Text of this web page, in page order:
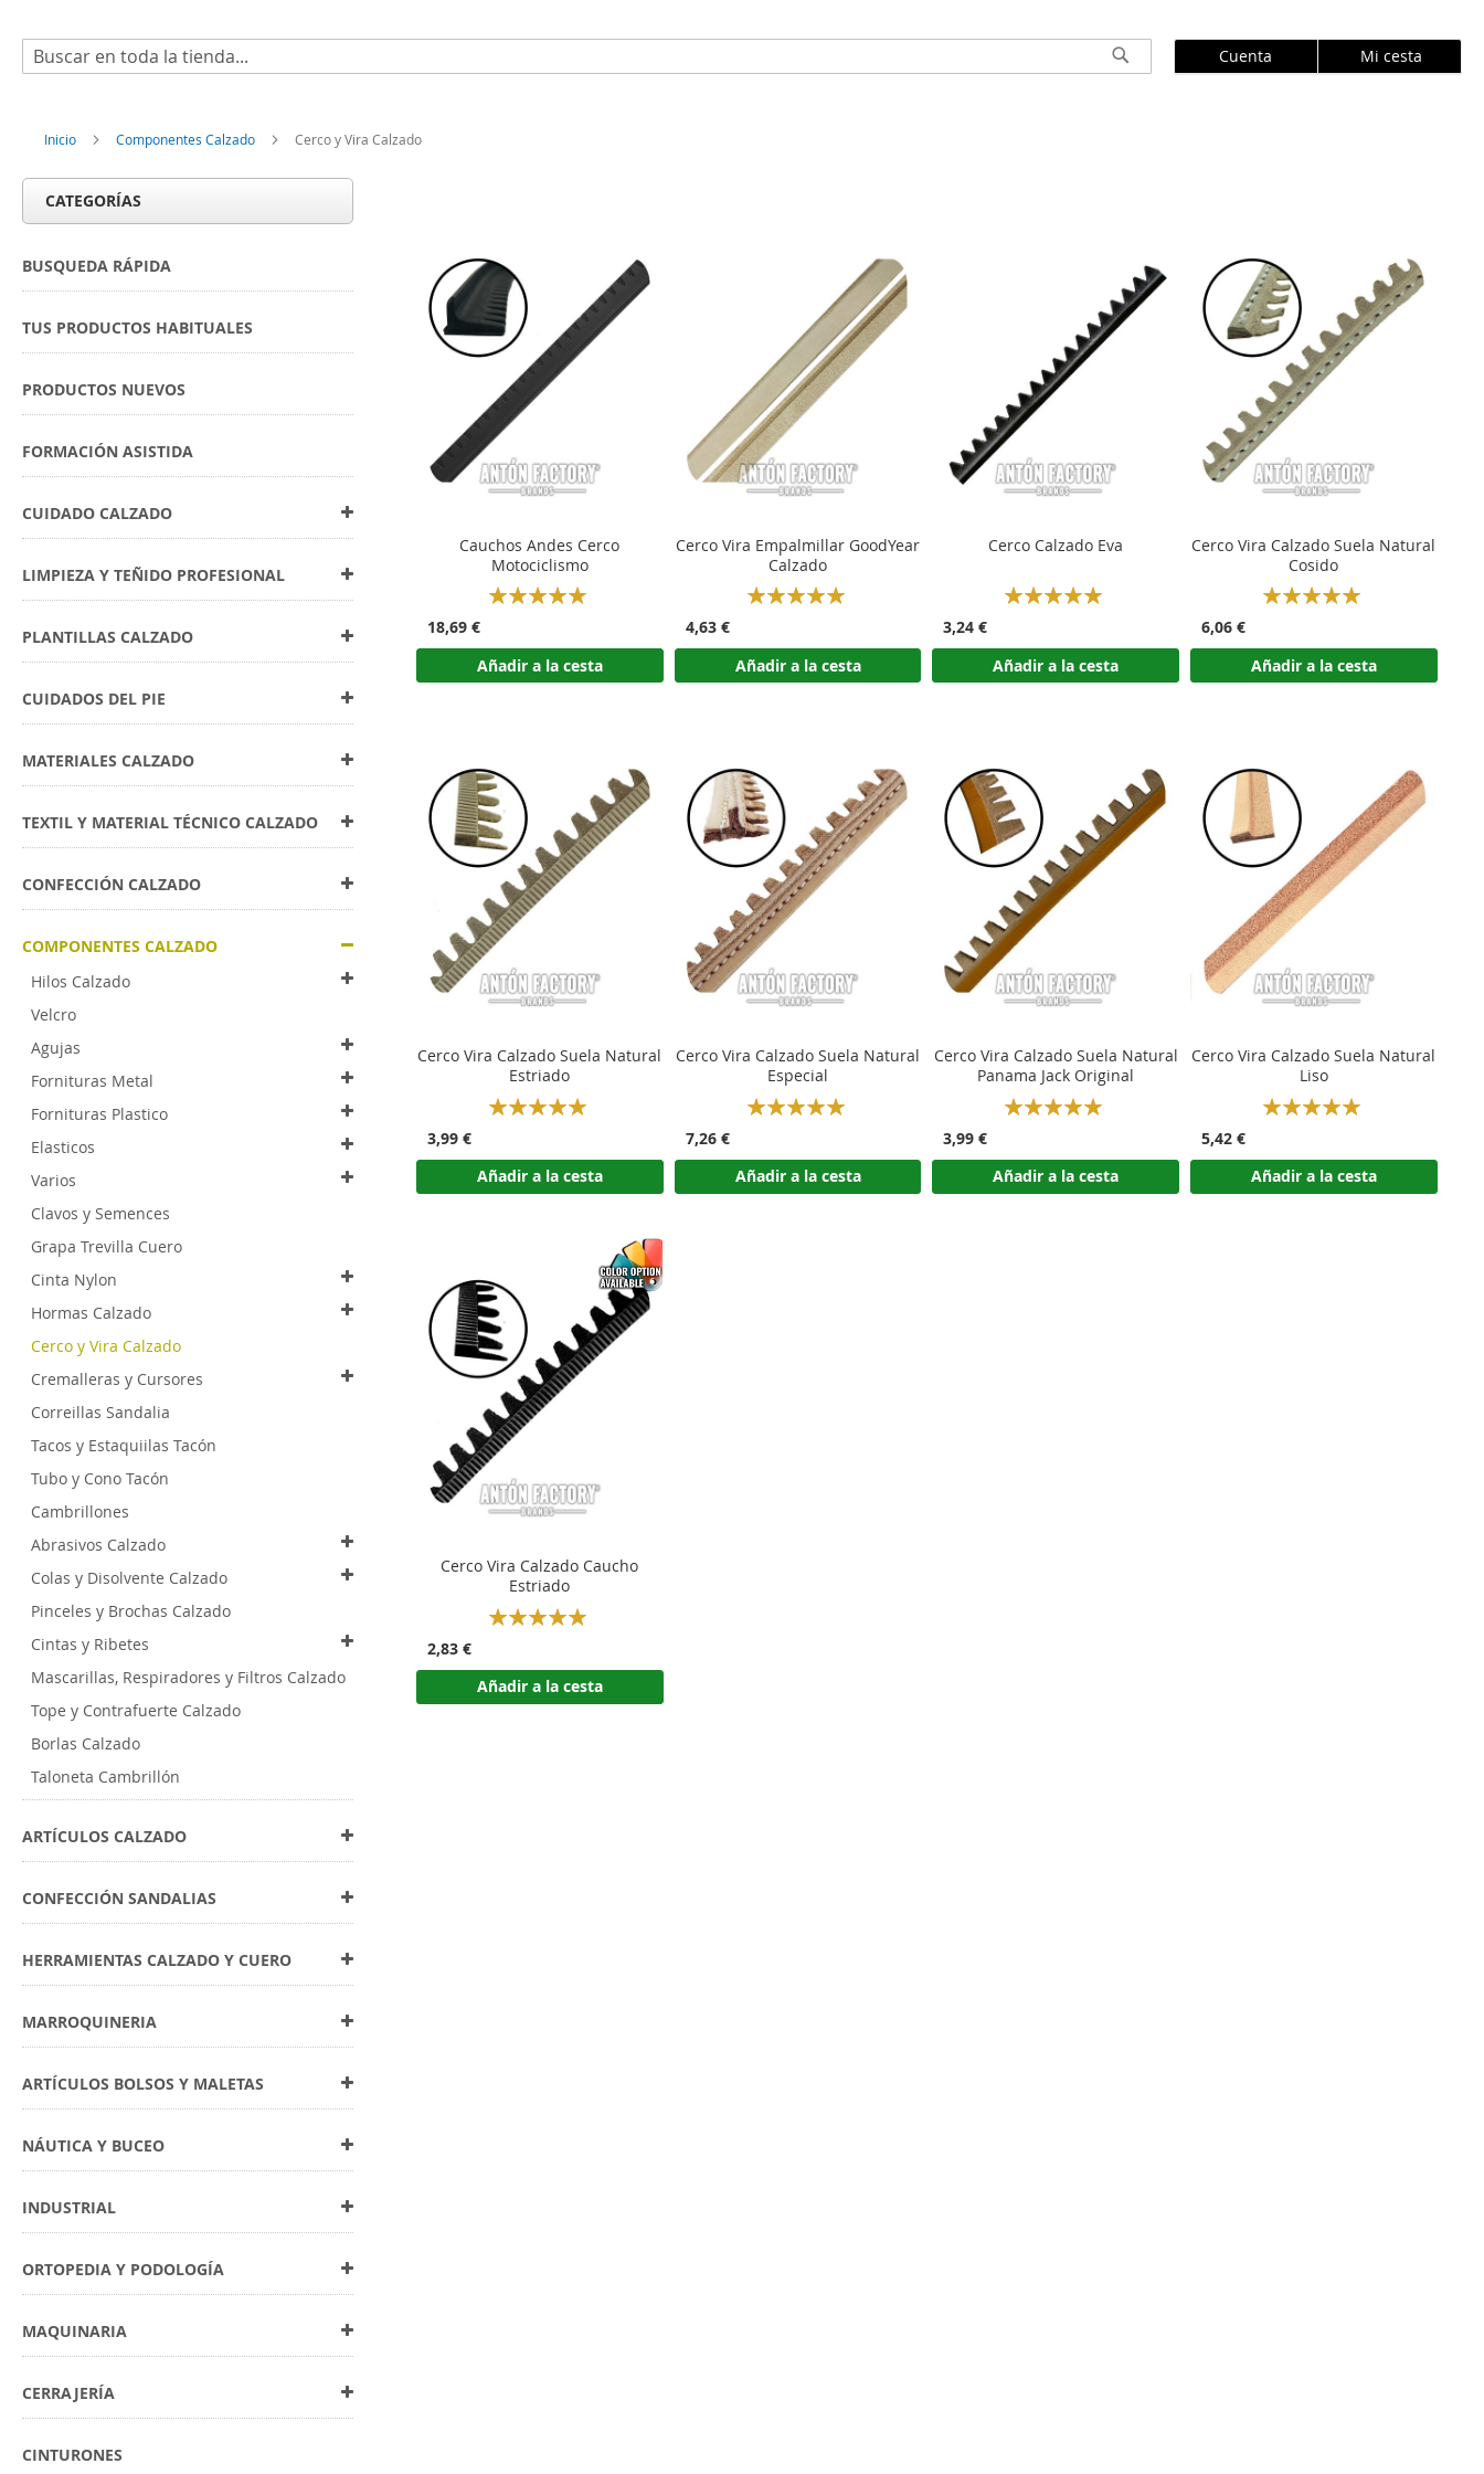
Buscar Buscar
Cuenta Mi cesta
Inicio Componentes Calzado Cerco y Vira Calzado
Cauchos Andes Cerco
Motociclismo
Rating:
18,69 €
Añadir a la cesta
Cerco Vira Empalmillar GoodYear
Calzado
Rating:
4,63 €
Añadir a la cesta
Cerco Calzado Eva
Rating:
3,24 €
Añadir a la cesta
Cerco Vira Calzado Suela Natural
Cosido
Rating:
6,06 €
Añadir a la cesta
Cerco Vira Calzado Suela Natural
Estriado
Rating:
3,99 €
Añadir a la cesta
Cerco Vira Calzado Suela Natural
Especial
Rating:
7,26 €
Añadir a la cesta
Cerco Vira Calzado Suela Natural
Panama Jack Original
Rating:
3,99 €
Añadir a la cesta
Cerco Vira Calzado Suela Natural
Liso
Rating:
5,42 €
Añadir a la cesta
Cerco Vira Calzado Caucho
Estriado
Rating:
2,83 €
Añadir a la cesta
CATEGORÍAS
BUSQUEDA RÁPIDA
TUS PRODUCTOS HABITUALES
PRODUCTOS NUEVOS
FORMACIÓN ASISTIDA
CUIDADO CALZADO
LIMPIEZA Y TEÑIDO PROFESIONAL
PLANTILLAS CALZADO
CUIDADOS DEL PIE
MATERIALES CALZADO
TEXTIL Y MATERIAL TÉCNICO CALZADO
CONFECCIÓN CALZADO
COMPONENTES CALZADO
Hilos Calzado
Velcro
Agujas
Fornituras Metal
Fornituras Plastico
Elasticos
Varios
Clavos y Semences
Grapa Trevilla Cuero
Cinta Nylon
Hormas Calzado
Cerco y Vira Calzado
Cremalleras y Cursores
Correillas Sandalia
Tacos y Estaquiilas Tacón
Tubo y Cono Tacón
Cambrillones
Abrasivos Calzado
Colas y Disolvente Calzado
Pinceles y Brochas Calzado
Cintas y Ribetes
Mascarillas, Respiradores y Filtros Calzado
Tope y Contrafuerte Calzado
Borlas Calzado
Taloneta Cambrillón
ARTÍCULOS CALZADO
CONFECCIÓN SANDALIAS
HERRAMIENTAS CALZADO Y CUERO
MARROQUINERIA
ARTÍCULOS BOLSOS Y MALETAS
NÁUTICA Y BUCEO
INDUSTRIAL
ORTOPEDIA Y PODOLOGÍA
MAQUINARIA
CERRAJERÍA
CINTURONES